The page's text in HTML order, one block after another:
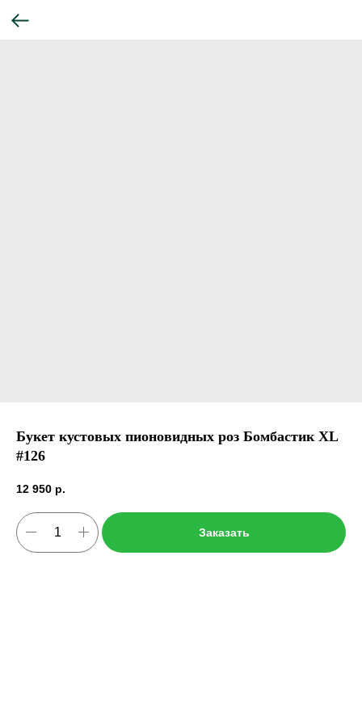
Букет кустовых пионовидных роз Бомбастик XL
#126
12 950 р.
Заказать